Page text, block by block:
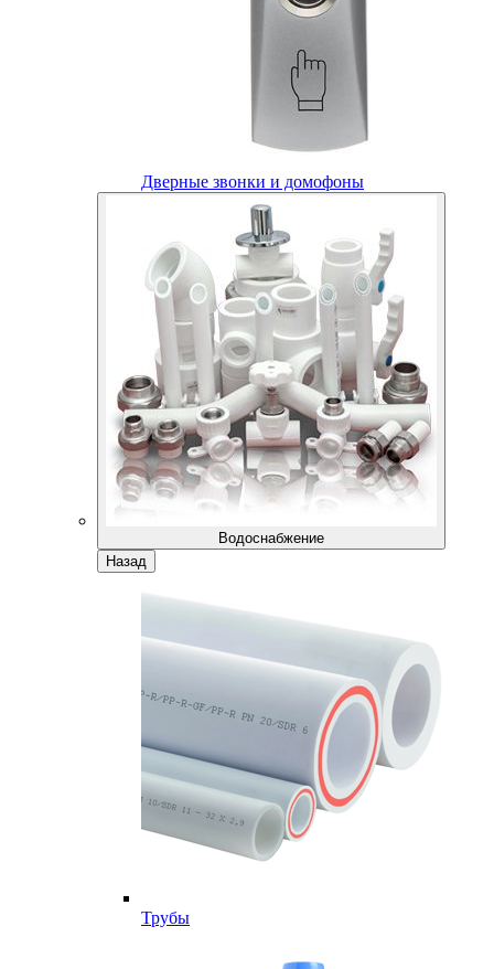
Дверные звонки и домофоны
Водоснабжение
Назад
Трубы